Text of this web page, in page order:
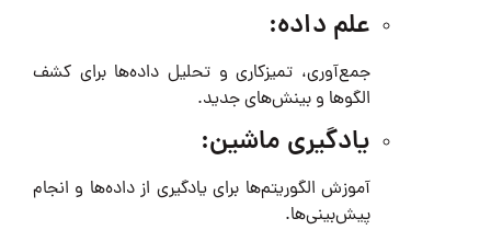
علم داده:
جمع‌آوری، تمیزکاری و تحلیل داده‌ها برای کشف
الگوها و بینش‌های جدید.
یادگیری ماشین:
آموزش الگوریتم‌ها برای یادگیری از داده‌ها و انجام
پیش‌بینی‌ها.